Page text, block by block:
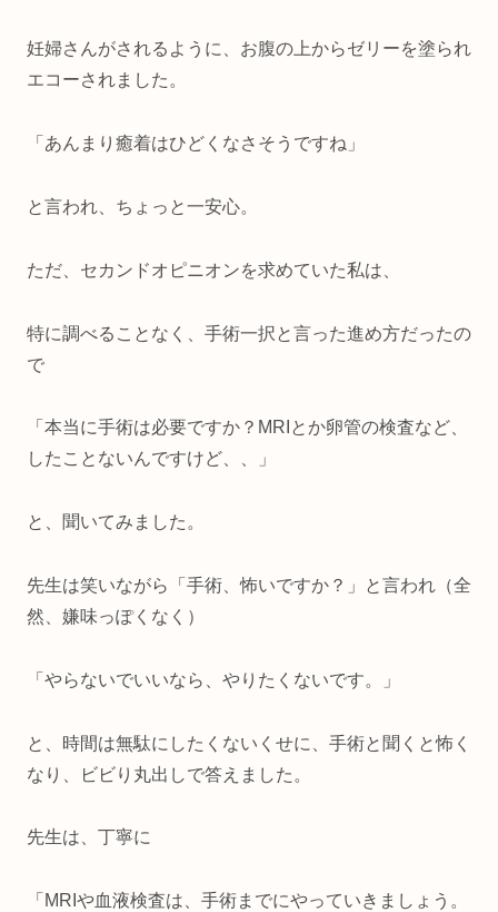
妊婦さんがされるように、お腹の上からゼリーを塗られ
エコーされました。
「あんまり癒着はひどくなさそうですね」
と言われ、ちょっと一安心。
ただ、セカンドオピニオンを求めていた私は、
特に調べることなく、手術一択と言った進め方だったの
で
「本当に手術は必要ですか？MRIとか卵管の検査など、
したことないんですけど、、」
と、聞いてみました。
先生は笑いながら「手術、怖いですか？」と言われ（全
然、嫌味っぽくなく）
「やらないでいいなら、やりたくないです。」
と、時間は無駄にしたくないくせに、手術と聞くと怖く
なり、ビビり丸出しで答えました。
先生は、丁寧に
「MRIや血液検査は、手術までにやっていきましょう。